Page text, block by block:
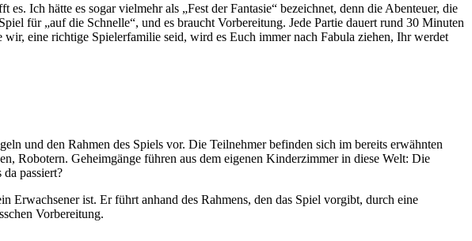
Ich hätte es sogar vielmehr als „Fest der Fantasie“ bezeichnet, denn die Abenteuer, die
für „auf die Schnelle“, und es braucht Vorbereitung. Jede Partie dauert rund 30 Minuten
eine richtige Spielerfamilie seid, wird es Euch immer nach Fabula ziehen, Ihr werdet
und den Rahmen des Spiels vor. Die Teilnehmer befinden sich im bereits erwähnten
Robotern. Geheimgänge führen aus dem eigenen Kinderzimmer in diese Welt: Die
passiert?
Erwachsener ist. Er führt anhand des Rahmens, den das Spiel vorgibt, durch eine
Vorbereitung.